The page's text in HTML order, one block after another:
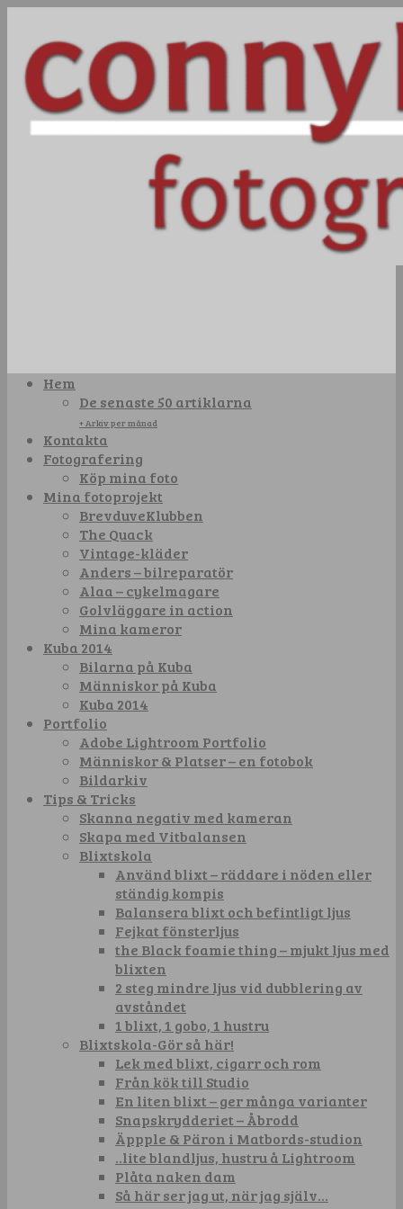
Hem
De senaste 50 artiklarna
+ Arkiv per månad
Kontakta
Fotografering
Köp mina foto
Mina fotoprojekt
BrevduveKlubben
The Quack
Vintage-kläder
Anders – bilreparatör
Alaa – cykelmagare
Golvläggare in action
Mina kameror
Kuba 2014
Bilarna på Kuba
Människor på Kuba
Kuba 2014
Portfolio
Adobe Lightroom Portfolio
Människor & Platser – en fotobok
Bildarkiv
Tips & Tricks
Skanna negativ med kameran
Skapa med Vitbalansen
Blixtskola
Använd blixt – räddare i nöden eller
ständig kompis
Balansera blixt och befintligt ljus
Fejkat fönsterljus
the Black foamie thing – mjukt ljus med
blixten
2 steg mindre ljus vid dubblering av
avståndet
1 blixt, 1 gobo, 1 hustru
Blixtskola-Gör så här!
Lek med blixt, cigarr och rom
Från kök till Studio
En liten blixt – ger många varianter
Snapskrydderiet – Åbrodd
Äppple & Päron i Matbords-studion
..lite blandljus, hustru å Lightroom
Plåta naken dam
Så här ser jag ut, när jag själv…